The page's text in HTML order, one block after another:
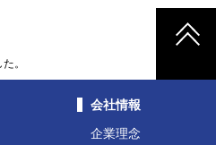
。
会社情報
企業理念